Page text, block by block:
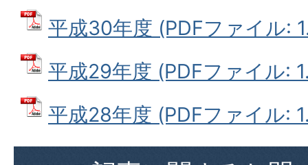
平成30年度 (PDFファイル:
平成29年度 (PDFファイル:
平成28年度 (PDFファイル: